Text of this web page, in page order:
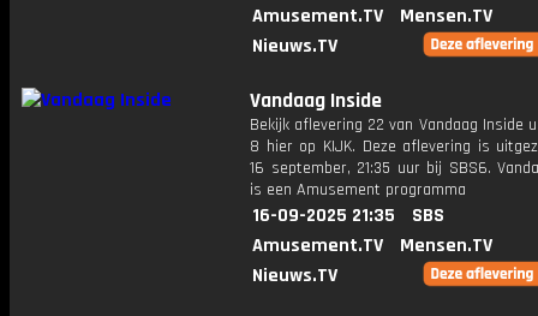
Amusement.TV
Mensen.TV
Nieuws.TV
Vandaag Inside
Bekijk aflevering 22 van Vandaag Inside
8 hier op KIJK. Deze aflevering is
16 september, 21:35 uur bij SBS6.
is een Amusement programma
16-09-2025 21:35
SBS
Amusement.TV
Mensen.TV
Nieuws.TV